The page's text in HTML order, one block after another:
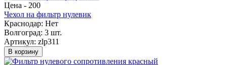
Цена - 200
Чехол на фильтр нулевик
Краснодар: Нет
Волгоград: 3 шт.
Артикул: zlp311
В корзину